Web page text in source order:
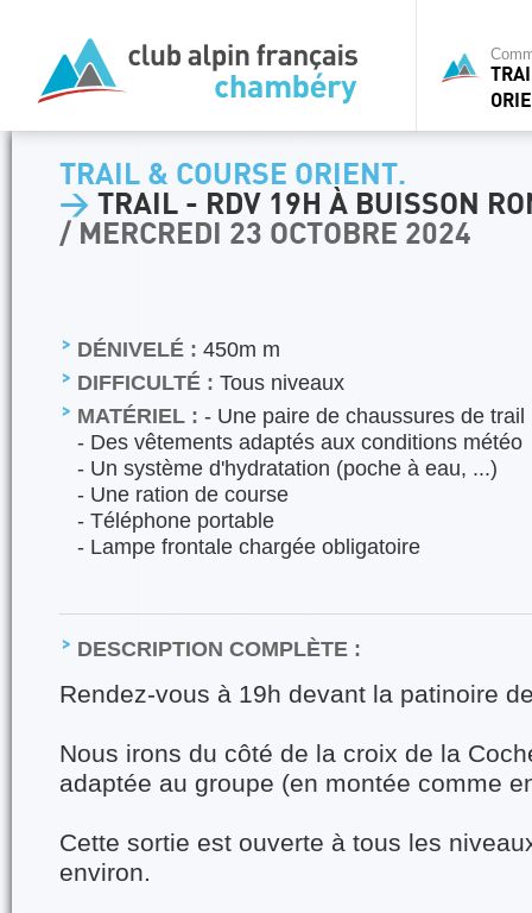
TRAIL & COURSE ORIENT.
> TRAIL - RDV 19H À BUISSON
/ MERCREDI 23 OCTOBRE 2024
DÉNIVELÉ : 450m m
DIFFICULTÉ : Tous niveaux
MATÉRIEL : - Une paire de chaussures de trail
- Des vêtements adaptés aux conditions météo
- Un système d'hydratation (poche à eau, ...)
- Une ration de course
- Téléphone portable
- Lampe frontale chargée obligatoire
DESCRIPTION COMPLÈTE :
Rendez-vous à 19h devant la patinoire
Nous irons du côté de la croix de la
adaptée au groupe (en montée comme
Cette sortie est ouverte à tous les
environ.